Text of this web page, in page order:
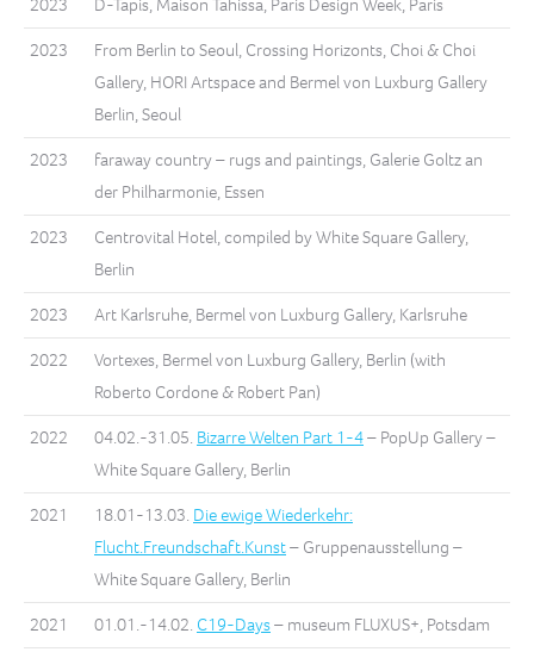
2023
From Berlin to Seoul, Crossing Horizonts, Choi & Choi
Gallery, HORI Artspace and Bermel von Luxburg Gallery
Berlin, Seoul
2023
faraway country – rugs and paintings, Galerie Goltz an
der Philharmonie, Essen
2023
Centrovital Hotel, compiled by White Square Gallery,
Berlin
2023
Art Karlsruhe, Bermel von Luxburg Gallery, Karlsruhe
2022
Vortexes, Bermel von Luxburg Gallery, Berlin (with
Roberto Cordone & Robert Pan)
2022
04.02.-31.05. Bizarre Welten Part 1-4– PopUp Gallery –
White Square Gallery, Berlin
2021
18.01-13.03. Die ewige Wiederkehr:
Flucht.Freundschaft.Kunst– Gruppenausstellung –
White Square Gallery, Berlin
2021
01.01.-14.02. C19-Days– museum FLUXUS+, Potsdam